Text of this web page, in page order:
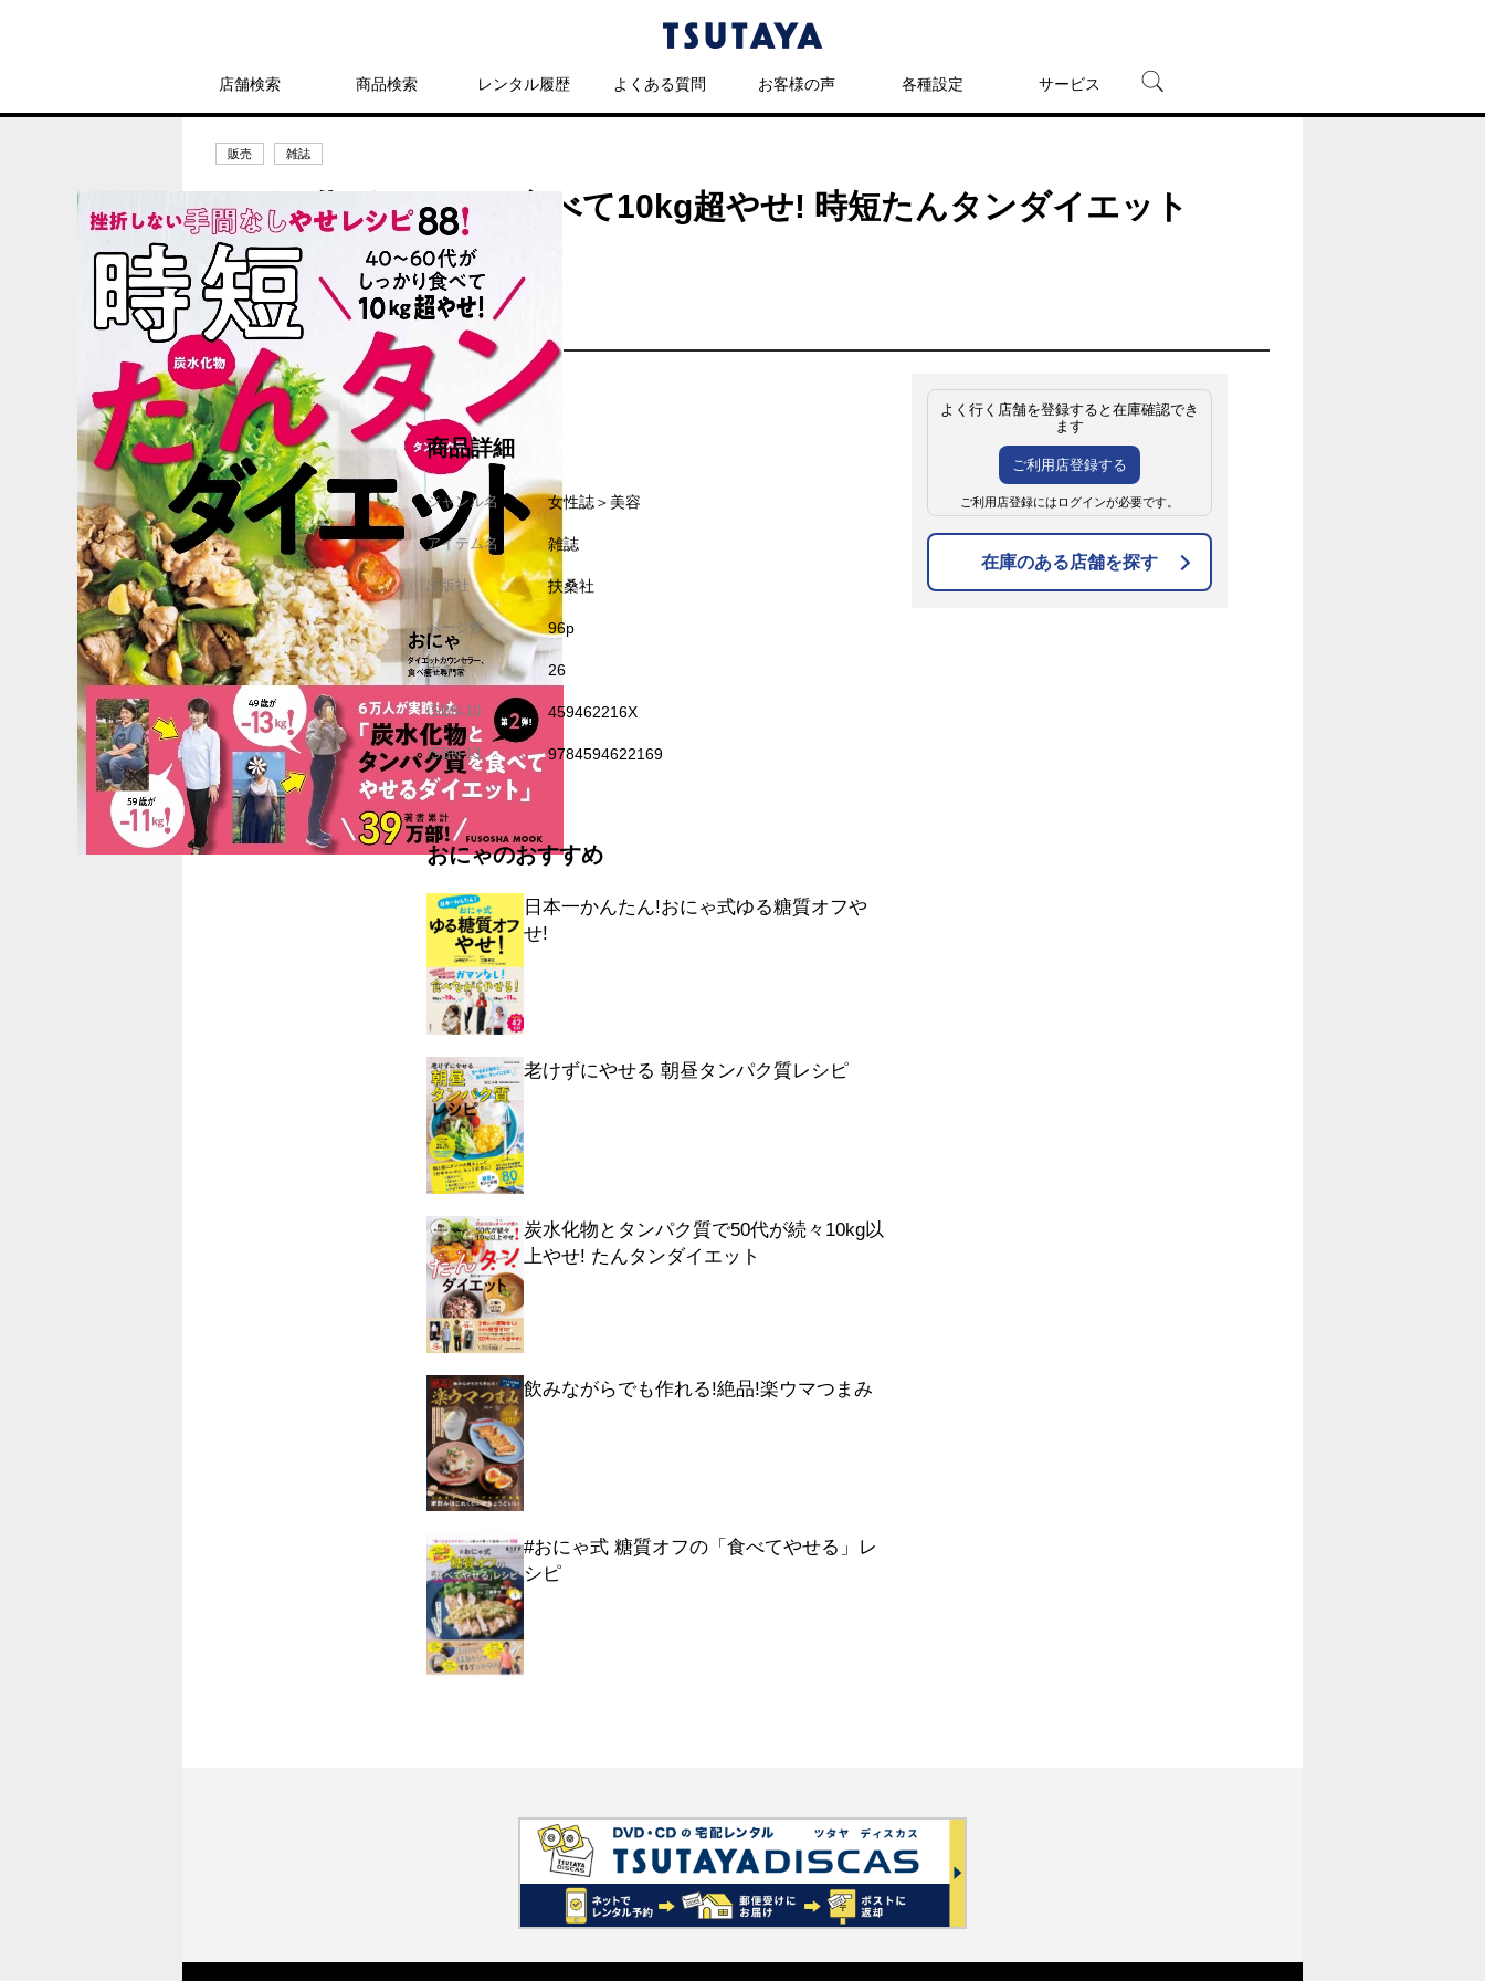
店舗検索 商品検索 レンタル履歴 よくある質問 お客様の声 各種設定 サービス
TSUTAYAプレミアムNEXT
販売 雑誌
40~60代がしっかり食べて10kg超やせ! 時短たんタンダイエット
／ おにゃ
1,320円
発売日：2024年6月18日
商品詳細
ジャンル名 女性誌＞美容
アイテム名 雑誌
出版社 扶桑社
ページ数 96p
大きさ 26
ISBN-10 459462216X
ISBN-13 9784594622169
おにゃのおすすめ
日本一かんたん!おにゃ式ゆる糖質オフや
せ!
老けずにやせる 朝昼タンパク質レシピ
炭水化物とタンパク質で50代が続々10kg以
上やせ! たんタンダイエット
飲みながらでも作れる!絶品!楽ウマつまみ
#おにゃ式 糖質オフの「食べてやせる」レ
シピ
よく行く店舗を登録すると在庫確認でき
ます
ご利用店登録する
ご利用店登録にはログインが必要です。
在庫のある店舗を探す